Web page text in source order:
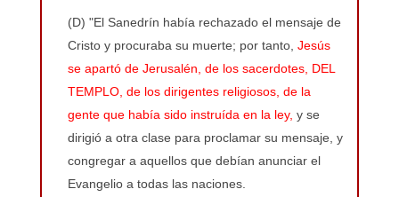
(D) "El Sanedrín había rechazado el mensaje de
Cristo y procuraba su muerte; por tanto, Jesús
se apartó de Jerusalén, de los sacerdotes, DEL
TEMPLO, de los dirigentes religiosos, de la
gente que había sido instruída en la ley, y se
dirigió a otra clase para proclamar su mensaje, y
congregar a aquellos que debían anunciar el
Evangelio a todas las naciones.